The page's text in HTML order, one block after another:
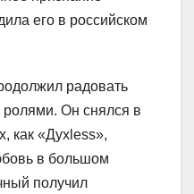
его в российском
радовать
Он снялся в
как «Духless»,
в большом
получил